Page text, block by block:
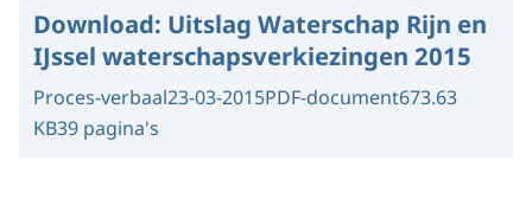
Download: Uitslag Waterschap Rijn en
IJssel waterschapsverkiezingen 2015
Proces-verbaal23-03-2015PDF-document673.63
KB39 pagina's